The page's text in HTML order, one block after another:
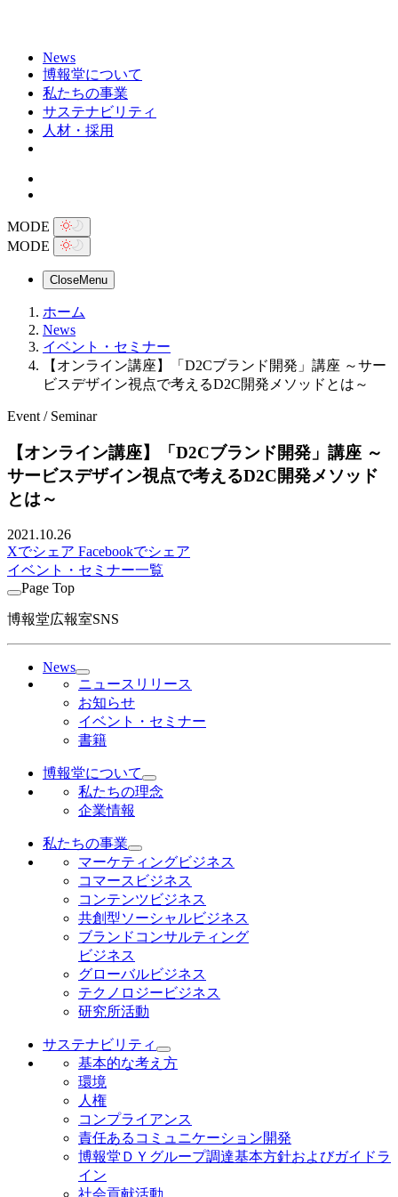
News
博報堂について
私たちの事業
サステナビリティ
人材・採用
MODE
MODE
CloseMenu
ホーム
News
イベント・セミナー
【オンライン講座】「D2Cブランド開発」講座 ～サー
ビスデザイン視点で考えるD2C開発メソッドとは～
Event / Seminar
【オンライン講座】「D2Cブランド開発」講座 ～
サービスデザイン視点で考えるD2C開発メソッド
とは～
2021.10.26
Xでシェア Facebookでシェア
イベント・セミナー一覧
Page Top
博報堂広報室SNS
News
ニュースリリース
お知らせ
イベント・セミナー
書籍
博報堂について
私たちの理念
企業情報
私たちの事業
マーケティングビジネス
コマースビジネス
コンテンツビジネス
共創型ソーシャルビジネス
ブランドコンサルティング
ビジネス
グローバルビジネス
テクノロジービジネス
研究所活動
サステナビリティ
基本的な考え方
環境
人権
コンプライアンス
責任あるコミュニケーション開発
博報堂ＤＹグループ調達基本方針およびガイドラ
イン